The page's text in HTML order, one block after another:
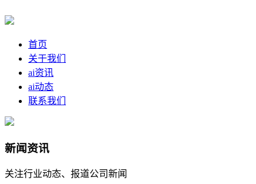
首页
关于我们
ai资讯
ai动态
联系我们
新闻资讯
关注行业动态、报道公司新闻